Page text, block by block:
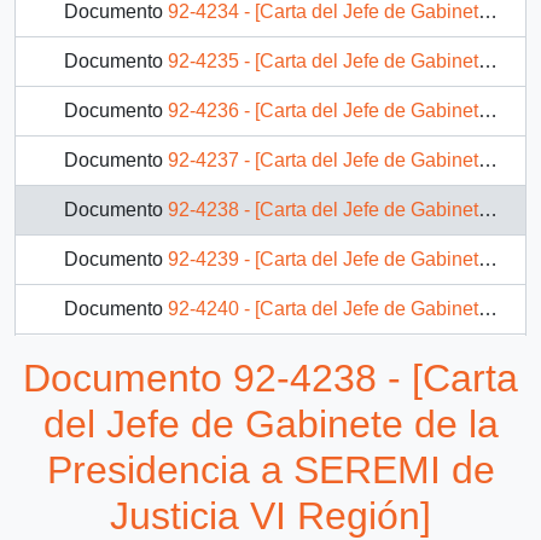
Documento 92-4234 - [Carta del Jefe de Gabinete de la Presidencia a Director del INP]
Documento 92-4235 - [Carta del Jefe de Gabinete de la Presidencia a Director de Servicio Nacional de Aduanas]
Documento 92-4236 - [Carta del Jefe de Gabinete de la Presidencia a Subsecretario del Interior]
Documento 92-4237 - [Carta del Jefe de Gabinete de la Presidencia a Presidente del Banco del Estado de Chile]
Documento 92-4238 - [Carta del Jefe de Gabinete de la Presidencia a SEREMI de Justicia VI Región]
Documento 92-4239 - [Carta del Jefe de Gabinete de la Presidencia a Subsecretario de Educación]
Documento 92-4240 - [Carta del Jefe de Gabinete de la Presidencia a Gobernador Provincial de Arauco]
92-4241 - [Carta del Jefe de Gabinete de la Presidencia a Gobernador Provincial de Valdivia]
Documento 92-4242 - [Carta del Jefe de Gabinete de la Presidencia a Director Ejecutivo de Agencia de Cooperación Internacional]
569 más...
Documento 92-4238 - [Carta
del Jefe de Gabinete de la
Presidencia a SEREMI de
Justicia VI Región]